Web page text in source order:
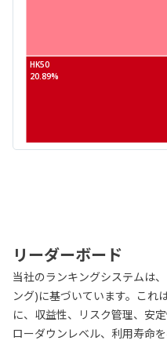
HK50
20.89%
リーダーボード
当社のランキングシステムは
ング)に基づいています。これ
に、収益性、リスク管理、安
ローダウンレベル、利用寿命